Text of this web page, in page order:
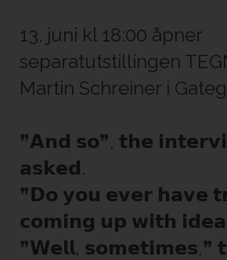
13. juni kl 18:00 åpner
separatutstillingen
Martin Schreiner i
❞𝗔𝗻𝗱 𝘀𝗼❞, 𝘁𝗵𝗲
𝗮𝘀𝗸𝗲𝗱.
❞𝗗𝗼 𝘆𝗼𝘂 𝗲𝘃𝗲𝗿 𝗵𝗮𝘃𝗲
𝗰𝗼𝗺𝗶𝗻𝗴 𝘂𝗽 𝘄𝗶𝘁𝗵
❞𝗪𝗲𝗹𝗹, 𝘀𝗼𝗺𝗲𝘁𝗶𝗺𝗲𝘀,❞